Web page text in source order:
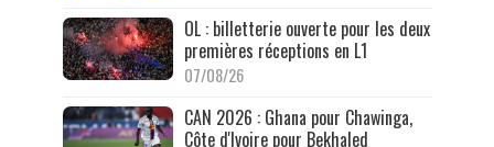
OL : billetterie ouverte pour les deux
premières réceptions en L1
07/08/26
CAN 2026 : Ghana pour Chawinga,
Côte d'Ivoire pour Bekhaled